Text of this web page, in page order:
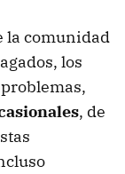
la comunidad
los
, de